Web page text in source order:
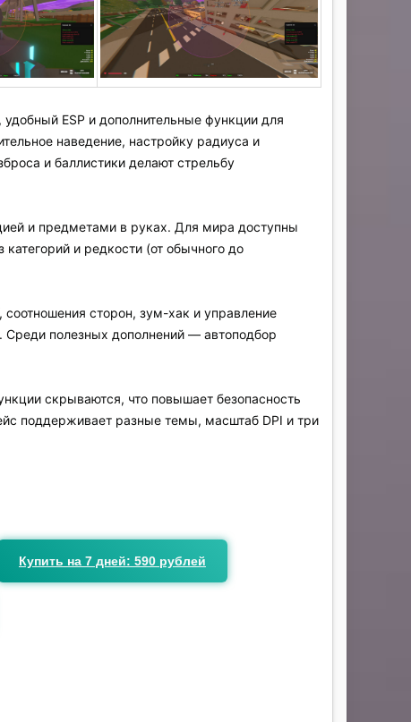
ESP и дополнительные функции для
наведение, настройку радиуса и
и баллистики делают стрельбу
и предметами в руках. Для мира доступны
и редкости (от обычного до
сторон, зум-хак и управление
Среди полезных дополнений — автоподбор
скрываются, что повышает безопасность
поддерживает разные темы, масштаб DPI и три
Купить на 7 дней: 590 рублей